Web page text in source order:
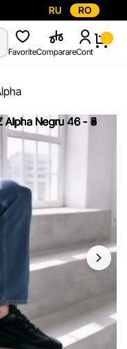
RU RO
FavoriteComparareCont